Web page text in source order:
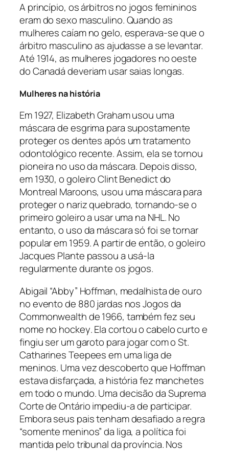
A princípio, os árbitros no jogos femininos
eram do sexo masculino. Quando as
mulheres caíam no gelo, esperava-se que o
árbitro masculino as ajudasse a se levantar.
Até 1914, as mulheres jogadores no oeste
do Canadá deveriam usar saias longas.
Mulheres na história
Em 1927, Elizabeth Graham usou uma
máscara de esgrima para supostamente
proteger os dentes após um tratamento
odontológico recente. Assim, ela se tornou
pioneira no uso da máscara. Depois disso,
em 1930, o goleiro Clint Benedict do
Montreal Maroons, usou uma máscara para
proteger o nariz quebrado, tornando-se o
primeiro goleiro a usar uma na NHL. No
entanto, o uso da máscara só foi se tornar
popular em 1959. A partir de então, o goleiro
Jacques Plante passou a usá-la
regularmente durante os jogos.
Abigail “Abby” Hoffman, medalhista de ouro
no evento de 880 jardas nos Jogos da
Commonwealth de 1966, também fez seu
nome no hockey. Ela cortou o cabelo curto e
fingiu ser um garoto para jogar com o St.
Catharines Teepees em uma liga de
meninos. Uma vez descoberto que Hoffman
estava disfarçada, a história fez manchetes
em todo o mundo. Uma decisão da Suprema
Corte de Ontário impediu-a de participar.
Embora seus pais tenham desafiado a regra
“somente meninos” da liga, a política foi
mantida pelo tribunal da província. Nos